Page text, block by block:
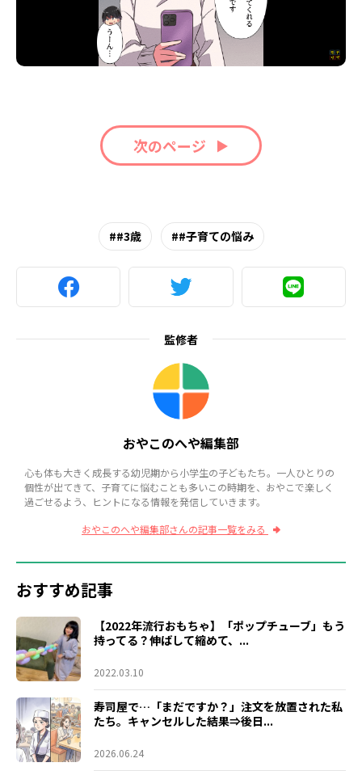
次のページ
#3歳 #子育ての悩み
監修者
おやこのへや編集部
心も体も大きく成長する幼児期から小学生の子どもたち。一人ひとりの
個性が出てきて、子育てに悩むことも多いこの時期を、おやこで楽しく
過ごせるよう、ヒントになる情報を発信していきます。
おやこのへや編集部さんの記事一覧をみる
おすすめ記事
【2022年流行おもちゃ】「ポップチューブ」もう
持ってる？伸ばして縮めて、...
2022.03.10
寿司屋で…「まだですか？」注文を放置された私
たち。キャンセルした結果⇒後日...
2026.06.24